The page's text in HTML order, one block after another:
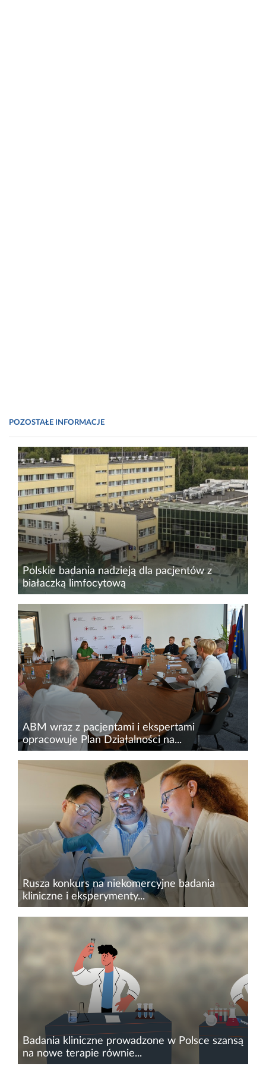
POZOSTAŁE INFORMACJE
Polskie badania nadzieją dla pacjentów z
białaczką limfocytową
Choroby nowotworowe to jedno z
największych wyzwań współczesnej medycyny,
dlatego prowadzenie badań klinicznych w tym
obszarze jest tak ważne. W Polsce istotną rolę
w finansowaniu niekomercyjnych...
ABM wraz z pacjentami i ekspertami
opracowuje Plan Działalności na...
Agencja Badań Medycznych (ABM) zakończyła
konsultacje społeczne dotyczące&nbsp;Planu
Działalności na rok 2025. Spotkania, które
odbyły się z udziałem licznych przedstawicieli
towarzystw naukowych oraz...
Rusza konkurs na niekomercyjne badania
kliniczne i eksperymenty...
Agencja Badań Medycznych ogłasza konkurs na
wsparcie niekomercyjnych badań klinicznych i
eksperymentów badawczych. Celem jest
zwiększenie dostępu pacjentów do
kompleksowej, wielospecjalistycznej, a...
Badania kliniczne prowadzone w Polsce szansą
na nowe terapie równie...